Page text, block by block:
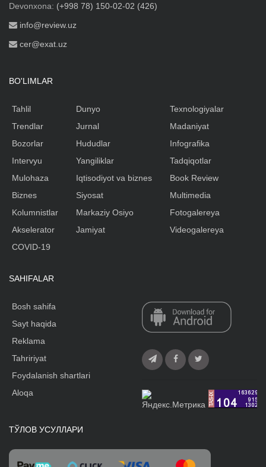
Devonxona: (+998 78) 150-02-02 (426)
info@review.uz
cer@exat.uz
BO'LIMLAR
Tahlil
Trendlar
Bozorlar
Intervyu
Mulohaza
Biznes
Kolumnistlar
Akselerator
Dunyo
Jurnal
Hududlar
Yangiliklar
Iqtisodiyot va biznes
Siyosat
Markaziy Osiyo
Jamiyat
Texnologiyalar
Madaniyat
Infografika
Tadqiqotlar
Book Review
Multimedia
Fotogalereya
Videogalereya
COVID-19
SAHIFALAR
Bosh sahifa
Sayt haqida
Reklama
Tahririyat
Foydalanish shartlari
Aloqa
ТЎЛОВ УСУЛЛАРИ